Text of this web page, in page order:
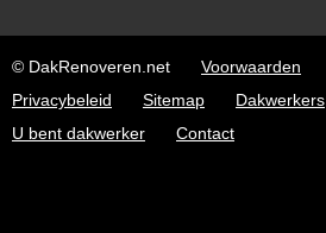
© DakRenoveren.net Voorwaarden
Privacybeleid
Sitemap Dakwerkers
U bent dakwerker
Contact